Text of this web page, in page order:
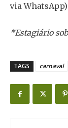
via WhatsApp)
*Estagiário
TAGS carnaval